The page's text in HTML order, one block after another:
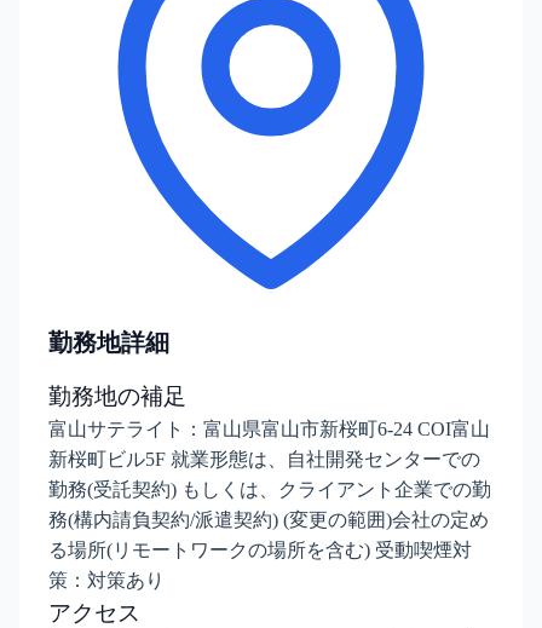
勤務地詳細
勤務地の補足
富山サテライト：富山県富山市新桜町6-24 COI富山
新桜町ビル5F 就業形態は、自社開発センターでの
勤務(受託契約) もしくは、クライアント企業での勤
務(構内請負契約/派遣契約) (変更の範囲)会社の定め
る場所(リモートワークの場所を含む) 受動喫煙対
策：対策あり
アクセス